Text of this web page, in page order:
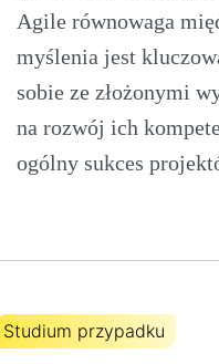
Agile równowaga
myślenia jest
sobie ze złożonymi
na rozwój ich
ogólny sukces
Studium przypadku